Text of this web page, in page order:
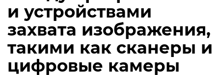
и устройствами
захвата изображения,
такими как сканеры и
цифровые камеры